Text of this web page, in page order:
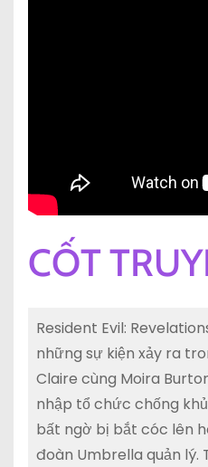
CỐT
Resident Evil:
những sự kiện xảy ra
Claire cùng Moira
nhập tổ chức chống
bất ngờ bị bắt cóc lên
đoàn Umbrella quản lý.